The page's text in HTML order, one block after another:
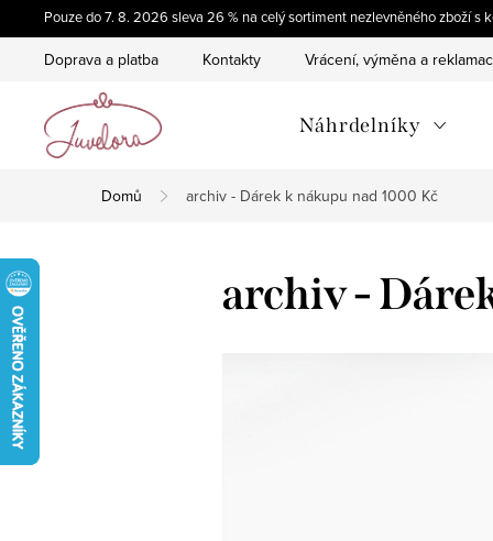
na
Pouze do 7. 8. 2026 sleva 26 % na celý sortiment nezlevněného zboží s
Doprava a platba Kontakty Vrácení, výměna a
Náhrdelníky
Domů archiv - Dárek k nákupu nad 1000 Kč
archiv -